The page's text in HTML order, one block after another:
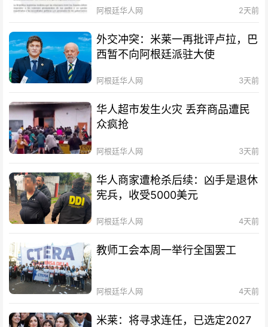
阿根廷华人网 2天前
外交冲突：米莱一再批评卢拉，巴
西暂不向阿根廷派驻大使
阿根廷华人网 3天前
华人超市发生火灾 丢弃商品遭民
众疯抢
阿根廷华人网 3天前
华人商家遭枪杀后续：凶手是退休
宪兵，收受5000美元
阿根廷华人网 4天前
教师工会本周一举行全国罢工
阿根廷华人网 4天前
米莱：将寻求连任，已选定2027